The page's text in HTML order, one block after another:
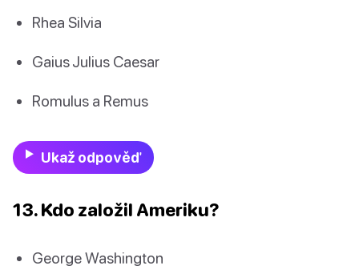
Rhea Silvia
Gaius Julius Caesar
Romulus a Remus
Ukaž odpověď
13. Kdo založil Ameriku?
George Washington